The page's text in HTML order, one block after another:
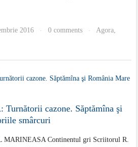
2016 · 0 comments · Agora,
cazone. Săptămîna şi
smârcuri
Continentul gri Scriitorul R.